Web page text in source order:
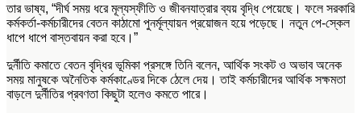
তার ভাষ্য, “দীর্ঘ সময় ধরে মূল্যস্ফীতি ও জীবনযাত্রার ব্যয় বৃদ্ধি পেয়েছে। ফলে সরকারি
কর্মকর্তা-কর্মচারীদের বেতন কাঠামো পুনর্মূল্যায়ন প্রয়োজন হয়ে পড়েছে। নতুন পে-স্কেল
ধাপে ধাপে বাস্তবায়ন করা হবে।”
দুর্নীতি কমাতে বেতন বৃদ্ধির ভূমিকা প্রসঙ্গে তিনি বলেন, আর্থিক সংকট ও অভাব অনেক
সময় মানুষকে অনৈতিক কর্মকাণ্ডের দিকে ঠেলে দেয়। তাই কর্মচারীদের আর্থিক সক্ষমতা
বাড়লে দুর্নীতির প্রবণতা কিছুটা হলেও কমতে পারে।